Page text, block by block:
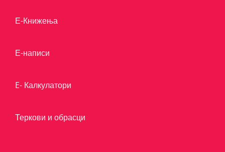
Е-Книжења
Е-написи
E- Калкулатори
Теркови и обрасци